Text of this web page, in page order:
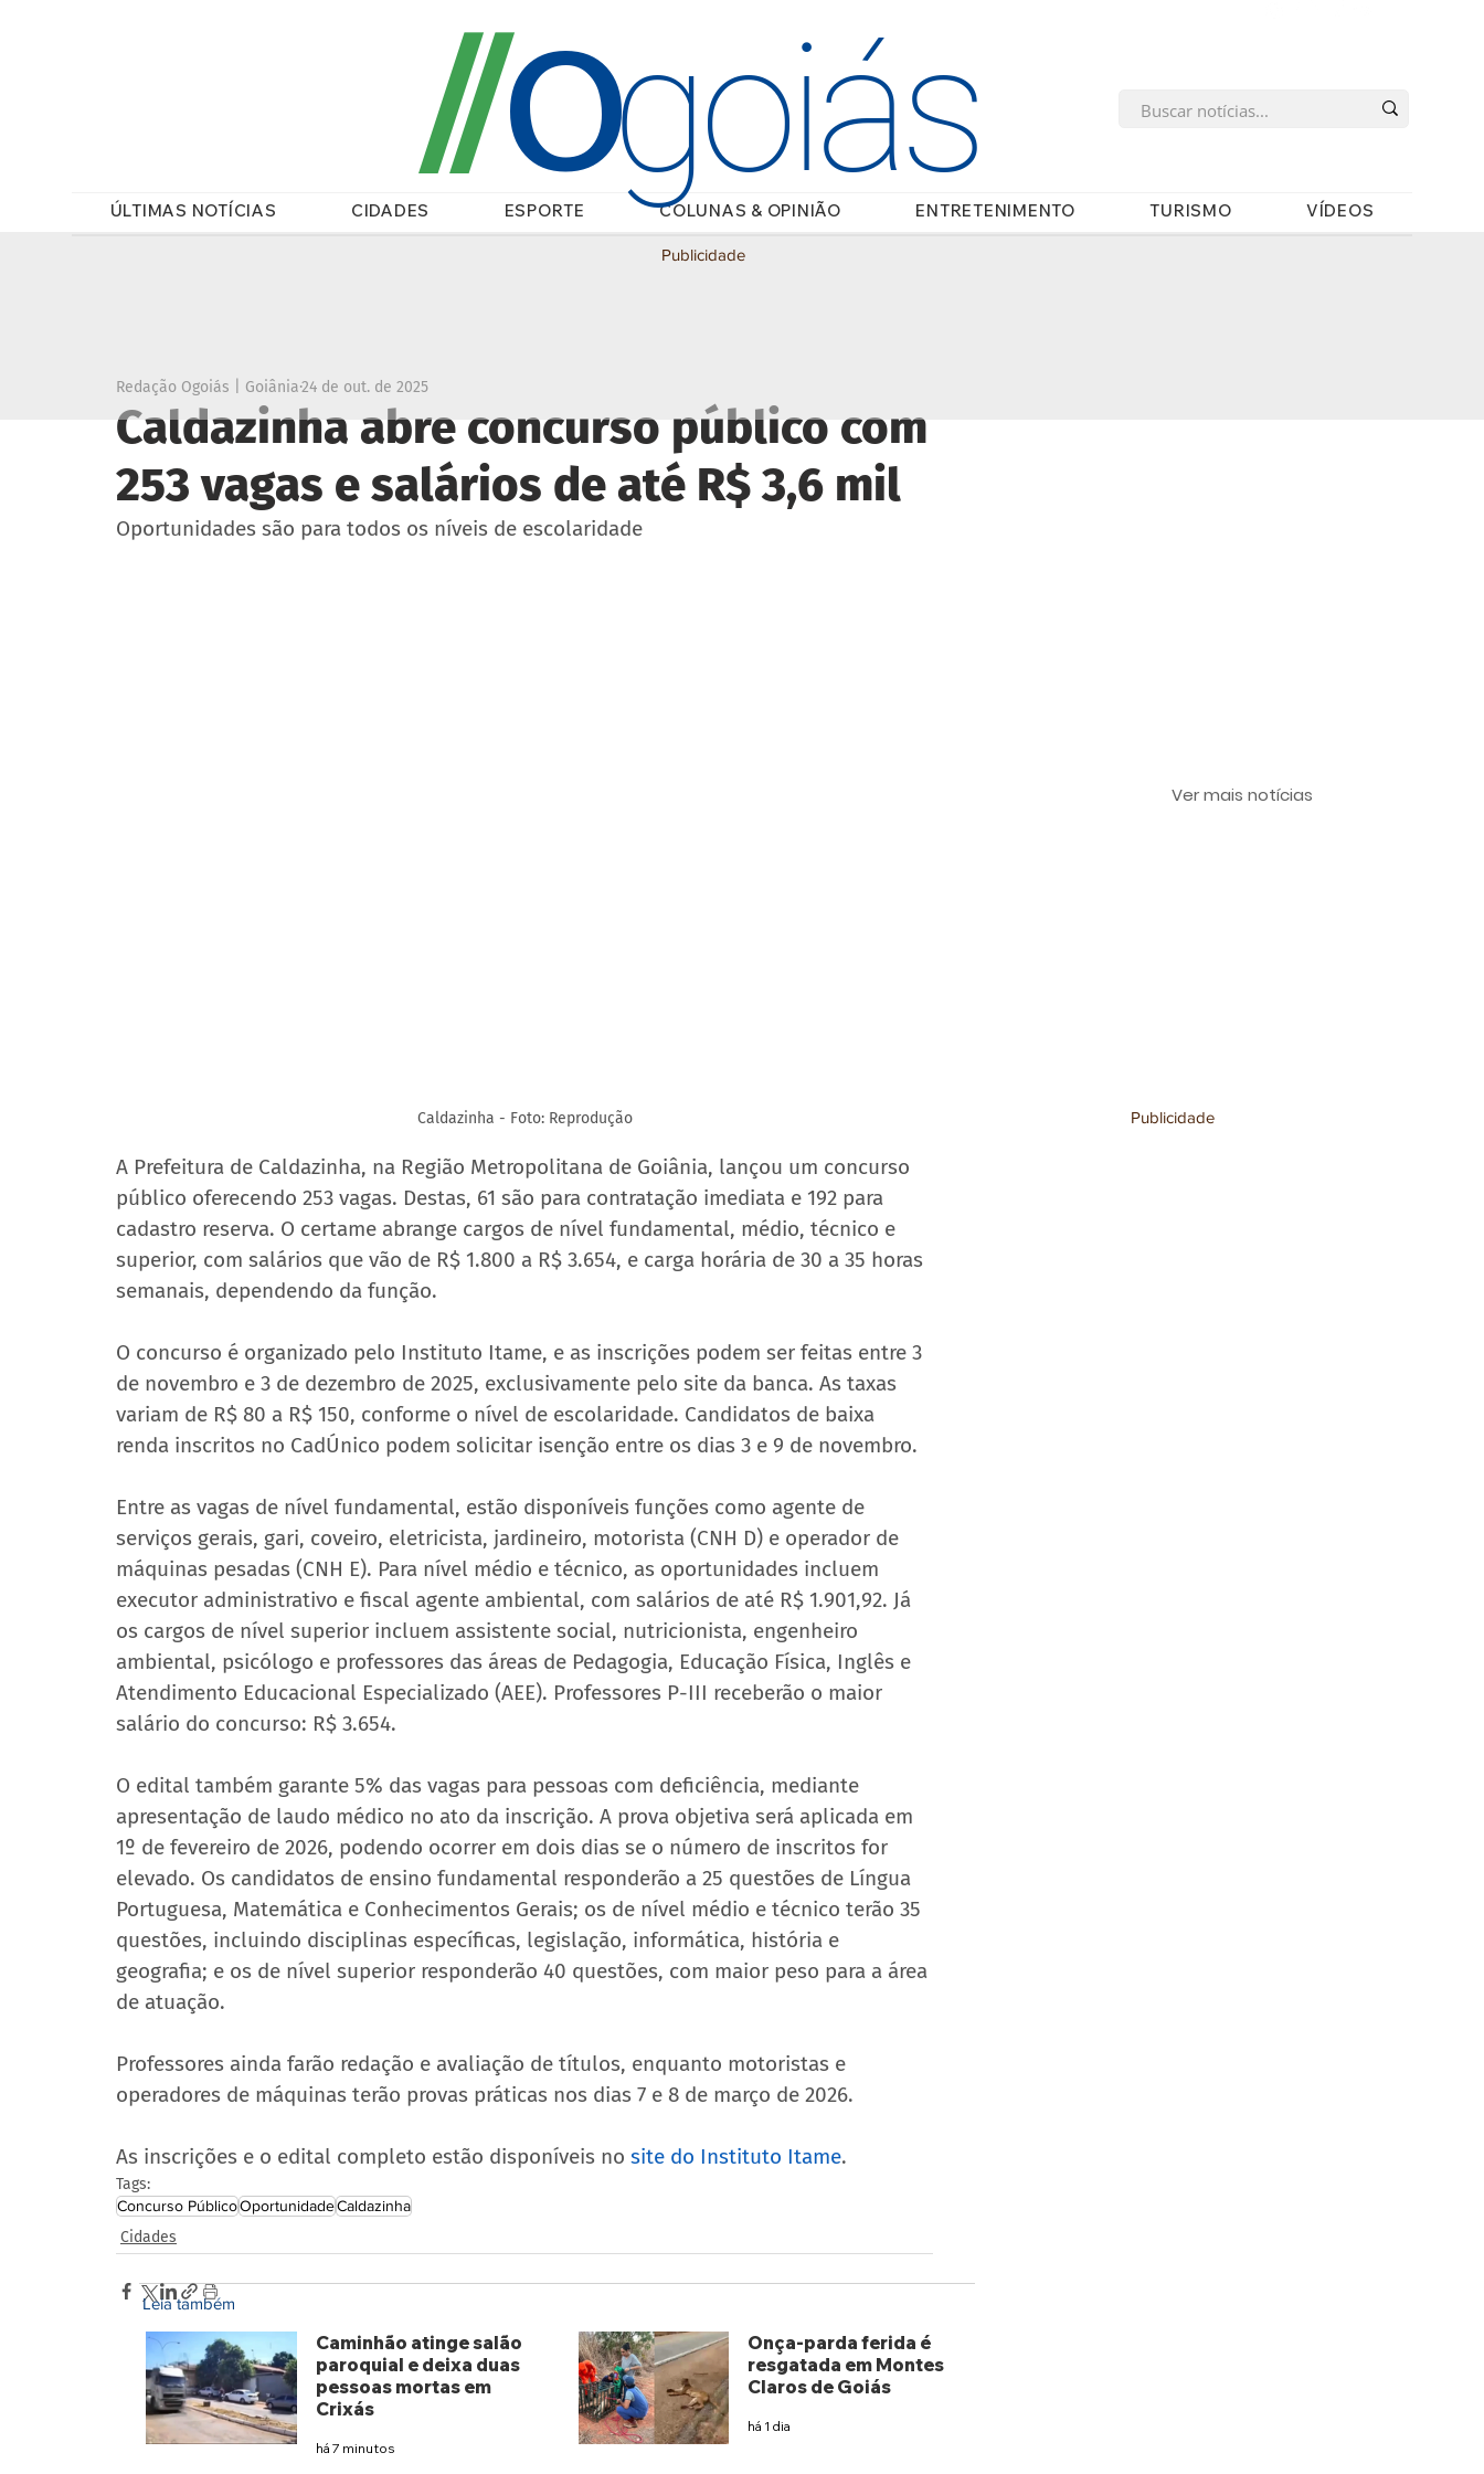
ÚLTIMAS NOTÍCIAS CIDADES ESPORTE COLUNAS & OPINIÃO ENTRETENIMENTO TURISMO VÍDEOS
//Ogoiás
Caldazinha abre concurso público com
253 vagas e salários de até R$ 3,6 mil
Redação Ogoiás | Goiânia24 de out. de 2025
Oportunidades são para todos os níveis de escolaridade
Caldazinha - Foto: Reprodução
A Prefeitura de Caldazinha, na Região Metropolitana de Goiânia, lançou um concurso
público oferecendo 253 vagas. Destas, 61 são para contratação imediata e 192 para
cadastro reserva. O certame abrange cargos de nível fundamental, médio, técnico e
superior, com salários que vão de R$ 1.800 a R$ 3.654, e carga horária de 30 a 35 horas
semanais, dependendo da função.
O concurso é organizado pelo Instituto Itame, e as inscrições podem ser feitas entre 3
de novembro e 3 de dezembro de 2025, exclusivamente pelo site da banca. As taxas
variam de R$ 80 a R$ 150, conforme o nível de escolaridade. Candidatos de baixa
renda inscritos no CadÚnico podem solicitar isenção entre os dias 3 e 9 de novembro.
Entre as vagas de nível fundamental, estão disponíveis funções como agente de
serviços gerais, gari, coveiro, eletricista, jardineiro, motorista (CNH D) e operador de
máquinas pesadas (CNH E). Para nível médio e técnico, as oportunidades incluem
executor administrativo e fiscal agente ambiental, com salários de até R$ 1.901,92. Já
os cargos de nível superior incluem assistente social, nutricionista, engenheiro
ambiental, psicólogo e professores das áreas de Pedagogia, Educação Física, Inglês e
Atendimento Educacional Especializado (AEE). Professores P-III receberão o maior
salário do concurso: R$ 3.654.
O edital também garante 5% das vagas para pessoas com deficiência, mediante
apresentação de laudo médico no ato da inscrição. A prova objetiva será aplicada em
1º de fevereiro de 2026, podendo ocorrer em dois dias se o número de inscritos for
elevado. Os candidatos de ensino fundamental responderão a 25 questões de Língua
Portuguesa, Matemática e Conhecimentos Gerais; os de nível médio e técnico terão 35
questões, incluindo disciplinas específicas, legislação, informática, história e
geografia; e os de nível superior responderão 40 questões, com maior peso para a área
de atuação.
Professores ainda farão redação e avaliação de títulos, enquanto motoristas e
operadores de máquinas terão provas práticas nos dias 7 e 8 de março de 2026.
As inscrições e o edital completo estão disponíveis no site do Instituto Itame.
Tags:
Concurso PúblicoOportunidadeCaldazinha
Cidades
Publicidade
Publicidade
Ver mais notícias
Leia também
Caminhão atinge salão
paroquial e deixa duas
pessoas mortas em
Crixás
há 7 minutos
Onça-parda ferida é
resgatada em Montes
Claros de Goiás
há 1 dia